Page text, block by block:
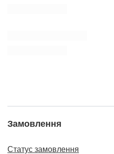
Замовлення
Статус замовлення